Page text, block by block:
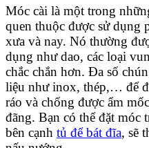
Móc cài là một trong
quen thuộc được sử dụng
xưa và nay. Nó thường
dụng như dao, các loại
chắc chắn hơn. Đa số
liệu như inox, thép,… để
ráo và chống được ẩm
đãng. Bạn có thể đặt móc
bên cạnh tủ để bát đĩa, sẽ